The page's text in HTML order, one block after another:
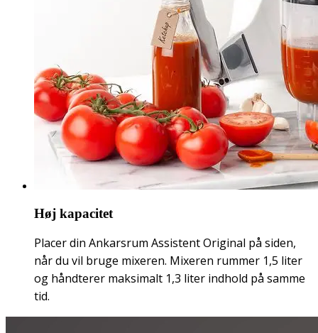
Høj kapacitet
Placer din Ankarsrum Assistent Original på siden,
når du vil bruge mixeren. Mixeren rummer 1,5 liter
og håndterer maksimalt 1,3 liter indhold på samme
tid.